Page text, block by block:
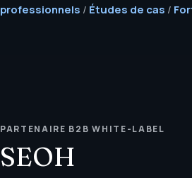
professionnels / Études de cas /
PARTENAIRE B2B WHITE-LABEL
SEOH